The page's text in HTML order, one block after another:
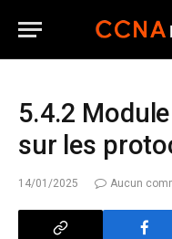
5.4.2
sur les
14/01/2025 Aucun